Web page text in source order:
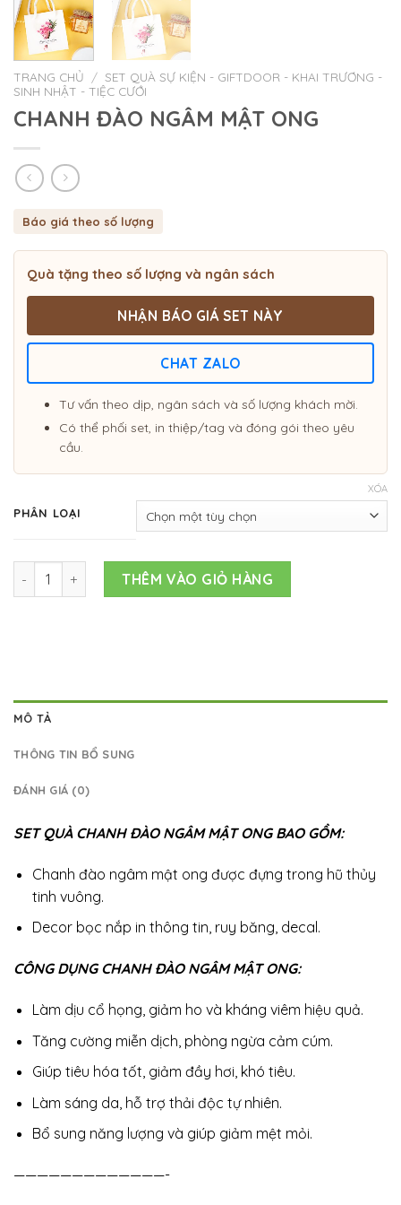
TRANG CHỦ / SET QUÀ SỰ KIỆN - GIFTDOOR - KHAI TRƯƠNG -
SINH NHẬT - TIỆC CƯỚI
CHANH ĐÀO NGÂM MẬT ONG
Báo giá theo số lượng
Quà tặng theo số lượng và ngân sách
NHẬN BÁO GIÁ SET NÀY
CHAT ZALO
Tư vấn theo dịp, ngân sách và số lượng khách mời.
Có thể phối set, in thiệp/tag và đóng gói theo yêu
cầu.
PHÂN LOẠI
XÓA
CHANH ĐÀO NGÂM MẬT ONG số lượng
THÊM VÀO GIỎ HÀNG
MÔ TẢ
THÔNG TIN BỔ SUNG
ĐÁNH GIÁ (0)
SET QUÀ CHANH ĐÀO NGÂM MẬT ONG BAO GỒM:
Chanh đào ngâm mật ong được đựng trong hũ thủy
tinh vuông.
Decor bọc nắp in thông tin, ruy băng, decal.
CÔNG DỤNG CHANH ĐÀO NGÂM MẬT ONG:
Làm dịu cổ họng, giảm ho và kháng viêm hiệu quả.
Tăng cường miễn dịch, phòng ngừa cảm cúm.
Giúp tiêu hóa tốt, giảm đầy hơi, khó tiêu.
Làm sáng da, hỗ trợ thải độc tự nhiên.
Bổ sung năng lượng và giúp giảm mệt mỏi.
—————————————-